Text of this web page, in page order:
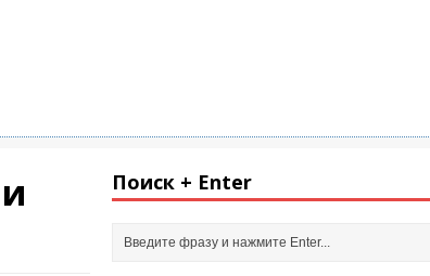
Поиск + Enter